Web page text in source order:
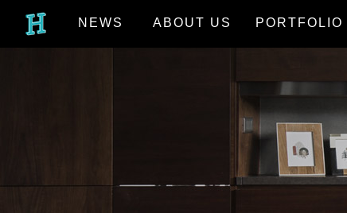
NEWS ABOUT US PORTFOLIO